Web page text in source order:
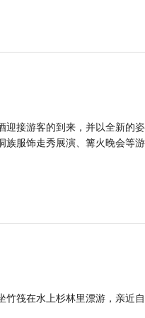
迎接游客的到来，并以全新的
族服饰走秀展演、篝火晚会等
竹筏在水上杉林里漂游，亲近自